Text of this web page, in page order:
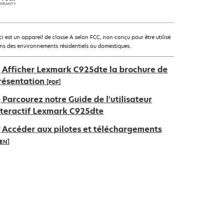
est un appareil de classe A selon FCC, non conçu pour être utilisé
des environnements résidentiels ou domestiques.
Afficher Lexmark C925dte la brochure de
[PDF]
Parcourez notre Guide de l'utilisateur
Lexmark C925dte
Accéder aux pilotes et téléchargements